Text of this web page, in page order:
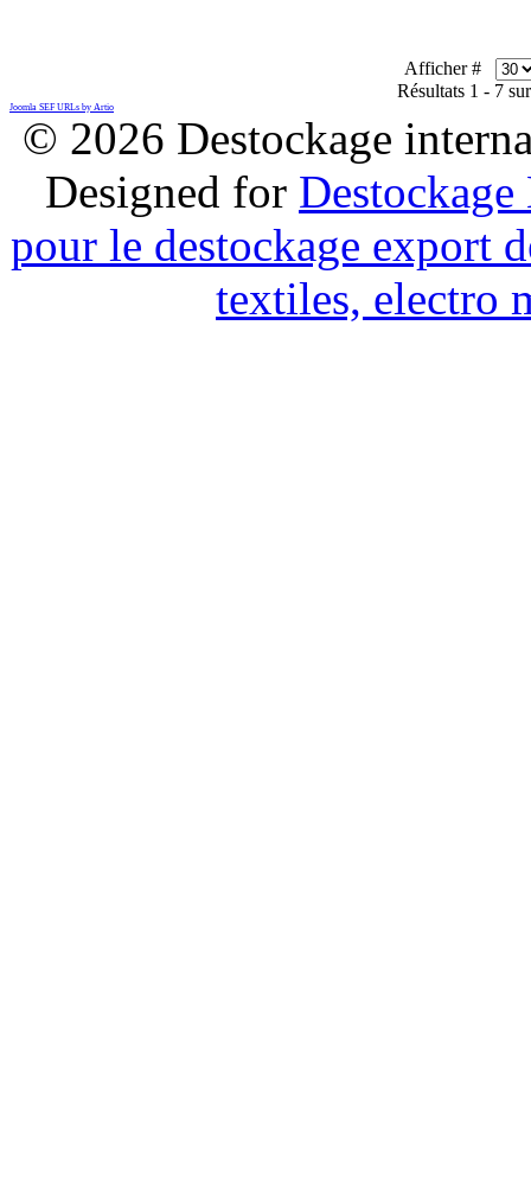
Afficher #
Résultats 1 - 7
Joomla SEF URLs by Artio
© 2026 Destockage
Designed for
pour le destockage export
textiles, electro